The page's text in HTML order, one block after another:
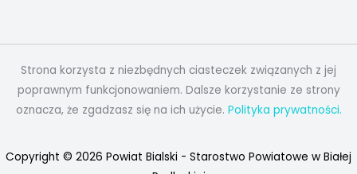
Strona korzysta z niezbędnych ciasteczek związanych z jej
poprawnym funkcjonowaniem. Dalsze korzystanie ze strony
oznacza, że zgadzasz się na ich użycie. Polityka prywatności.
Copyright © 2026 Powiat Bialski - Starostwo Powiatowe w Białej